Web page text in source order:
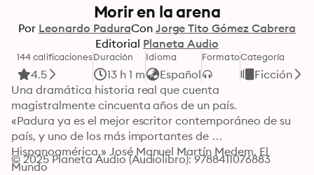
Morir en la arena
Por Leonardo PaduraCon Jorge Tito Gómez Cabrera
Editorial Planeta Audio
144 calificaciones
4.5
Duración
13 h 1 m
Idioma
Español
FormatoCategoría
Ficción
Una dramática historia real que cuenta
magistralmente cincuenta años de un país.
«Padura ya es el mejor escritor contemporáneo de su
país, y uno de los más importantes de
Hispanoamérica.» José Manuel Martín Medem, El
Mundo
© 2025 Planeta Audio (Audiolibro): 9788411076883